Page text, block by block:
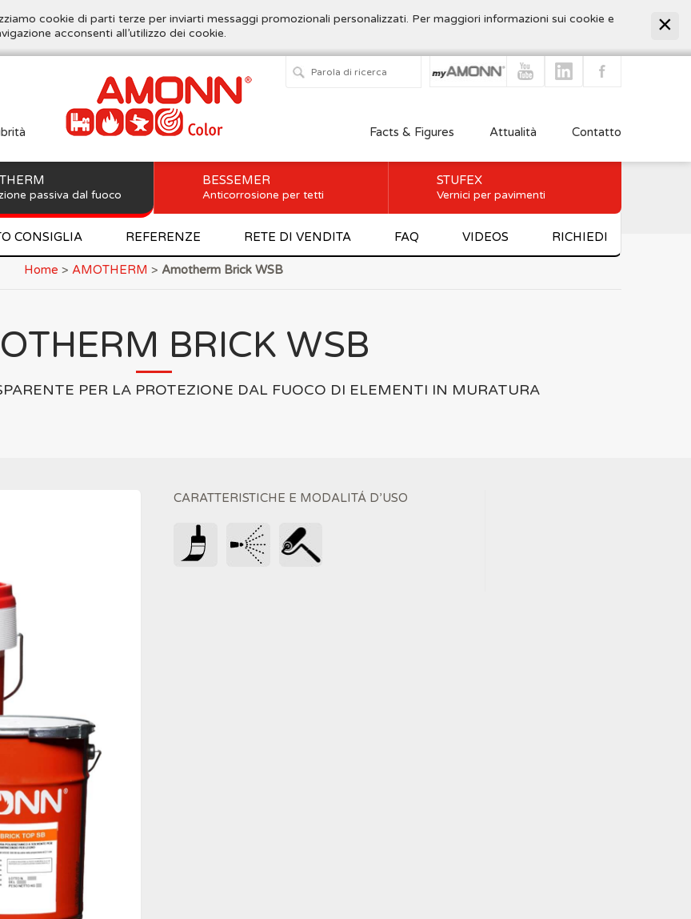
cookie di parti terze per inviarti messaggi promozionali personalizzati. Per maggiori informazioni sui cookie e
acconsenti all’utilizzo dei cookie.
Facts & Figures Attualità Contatto
passiva dal fuoco
CONSIGLIA REFERENZE RETE DI VENDITA FAQ VIDEOS RICHIEDI
BESSEMER
Anticorrosione per tetti
STUFEX
Vernici per pavimenti
Home > AMOTHERM > Amotherm Brick WSB
BRICK WSB
PER LA PROTEZIONE DAL FUOCO DI ELEMENTI IN MURATURA
CARATTERISTICHE E MODALITÁ D’USO